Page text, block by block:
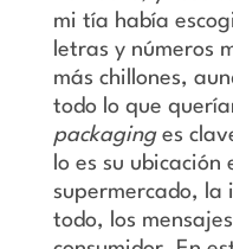
mi tía había
letras y números
más chillones,
todo lo que
packaginges
lo es su ubicación
supermercado, la
todo, los